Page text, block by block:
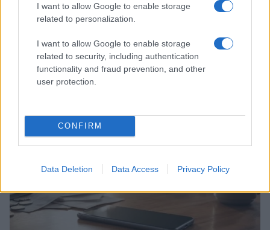
I want to allow Google to enable storage
related to personalization.
I want to allow Google to enable storage
related to security, including authentication
functionality and fraud prevention, and other
user protection.
CONFIRM
Data Deletion Data Access Privacy Policy
Come scegliere wallet, carte e conti con interessi
Edoardo Vitali · 3 Ago 2026